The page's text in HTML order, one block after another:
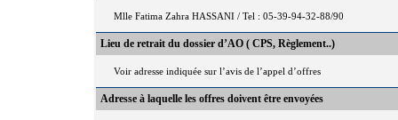
Mlle Fatima Zahra HASSANI / Tel : 05-39-94-32-88/90
Lieu de retrait du dossier d’AO ( CPS, Règlement..)
Voir adresse indiquée sur l’avis de l’appel d’offres
Adresse à laquelle les offres doivent être envoyées